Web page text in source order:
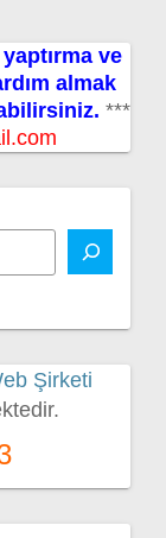
ve
almak
***
Şirketi